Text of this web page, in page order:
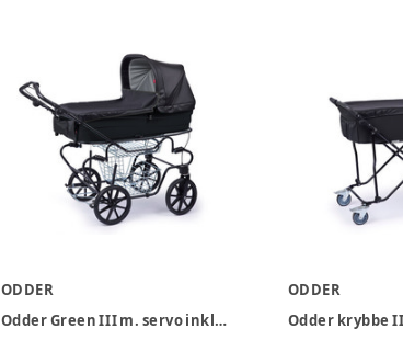
ODDER
Odder Green III m. servo inkl. madras
ODDER
Odder krybbe